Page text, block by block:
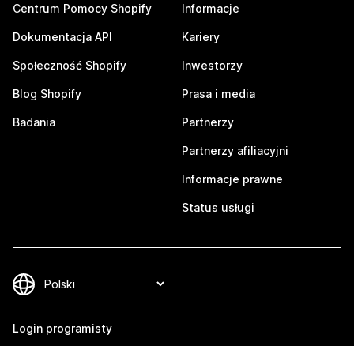
Centrum Pomocy Shopify
Dokumentacja API
Społeczność Shopify
Blog Shopify
Badania
Informacje
Kariery
Inwestorzy
Prasa i media
Partnerzy
Partnerzy afiliacyjni
Informacje prawne
Status usługi
Login programisty